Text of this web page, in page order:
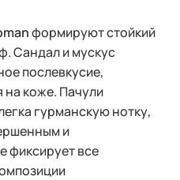
формируют стойкий
Сандал и мускус
послевкусие,
на коже. Пачули
гурманскую нотку,
и
фиксирует все